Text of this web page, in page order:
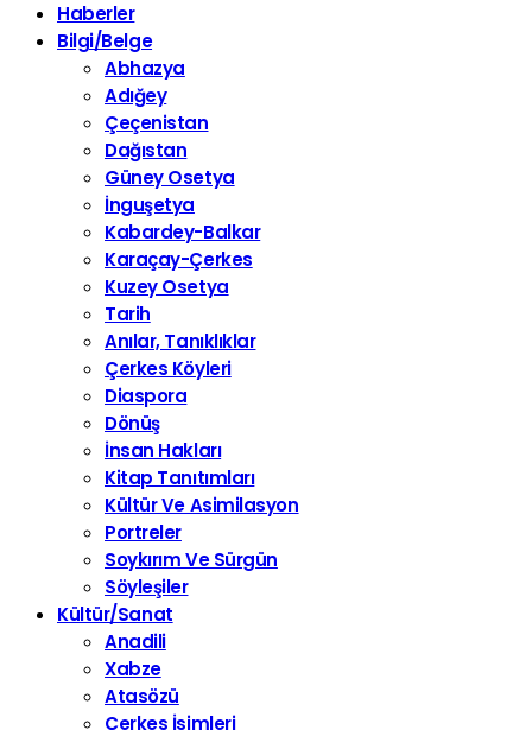
Haberler
Bilgi/Belge
Abhazya
Adığey
Çeçenistan
Dağıstan
Güney Osetya
İnguşetya
Kabardey-Balkar
Karaçay-Çerkes
Kuzey Osetya
Tarih
Anılar, Tanıklıklar
Çerkes Köyleri
Diaspora
Dönüş
İnsan Hakları
Kitap Tanıtımları
Kültür Ve Asimilasyon
Portreler
Soykırım Ve Sürgün
Söyleşiler
Kültür/Sanat
Anadili
Xabze
Atasözü
Çerkes İsimleri